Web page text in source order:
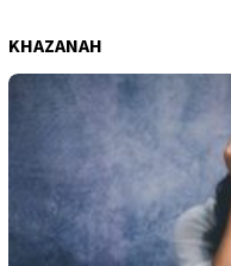
KHAZANAH